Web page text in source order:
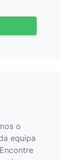
o
equipa